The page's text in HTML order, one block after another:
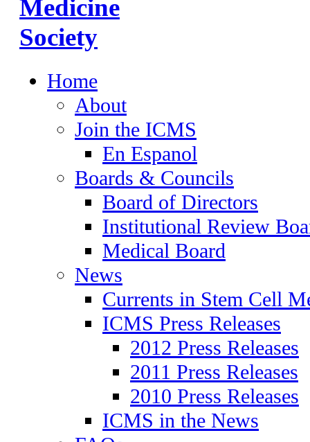
Home
About
Join the ICMS
En Espanol
Boards & Councils
Board of Directors
Institutional Review
Medical Board
News
Currents in Stem Cell
ICMS Press Releases
2012 Press Releases
2011 Press Releases
2010 Press Releases
ICMS in the News